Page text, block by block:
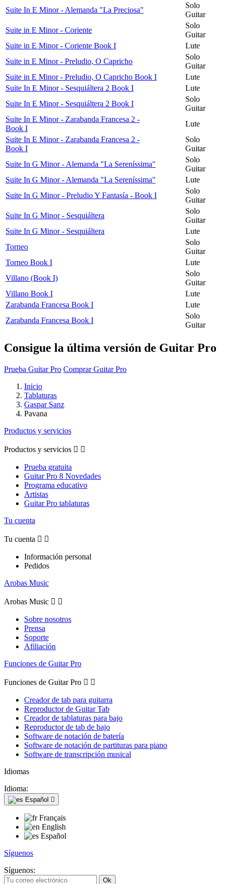
Suite In E Minor - Alemanda "La Preciosa"
Solo
Guitar
Suite in E Minor - Coriente
Solo
Guitar
Suite in E Minor - Coriente Book I
Lute
Suite in E Minor - Preludio, O Capricho
Solo
Guitar
Suite in E Minor - Preludio, O Capricho Book I
Lute
Suite In E Minor - Sesquiáltera 2 Book I
Lute
Suite In E Minor - Sesquiáltera 2 Book I
Solo
Guitar
Suite In E Minor - Zarabanda Francesa 2 -
Book I
Lute
Suite In E Minor - Zarabanda Francesa 2 -
Book I
Solo
Guitar
Suite In G Minor - Alemanda "La Sereníssima"
Solo
Guitar
Suite In G Minor - Alemanda "La Sereníssima"
Lute
Suite In G Minor - Preludio Y Fantasía - Book I
Solo
Guitar
Suite In G Minor - Sesquiáltera
Solo
Guitar
Suite In G Minor - Sesquiáltera
Lute
Torneo
Solo
Guitar
Torneo Book I
Lute
Villano (Book I)
Solo
Guitar
Villano Book I
Lute
Zarabanda Francesa Book I
Lute
Zarabanda Francesa Book I
Solo
Guitar
Consigue la última versión de Guitar Pro
Prueba Guitar Pro Comprar Guitar Pro
Inicio
Tablaturas
Gaspar Sanz
Pavana
Productos y servicios
Productos y servicios  
Prueba gratuita
Guitar Pro 8 Novedades
Programa educativo
Artistas
Guitar Pro tablaturas
Tu cuenta
Tu cuenta  
Información personal
Pedidos
Arobas Music
Arobas Music  
Sobre nosotros
Prensa
Soporte
Afiliación
Funciones de Guitar Pro
Funciones de Guitar Pro  
Creador de tab para guitarra
Reproductor de Guitar Tab
Creador de tablaturas para bajo
Reproductor de tab de bajo
Software de notación de batería
Software de notación de partituras para piano
Software de transcripción musical
Idiomas
Idioma:
Español 
Français
English
Español
Síguenos
Síguenos: